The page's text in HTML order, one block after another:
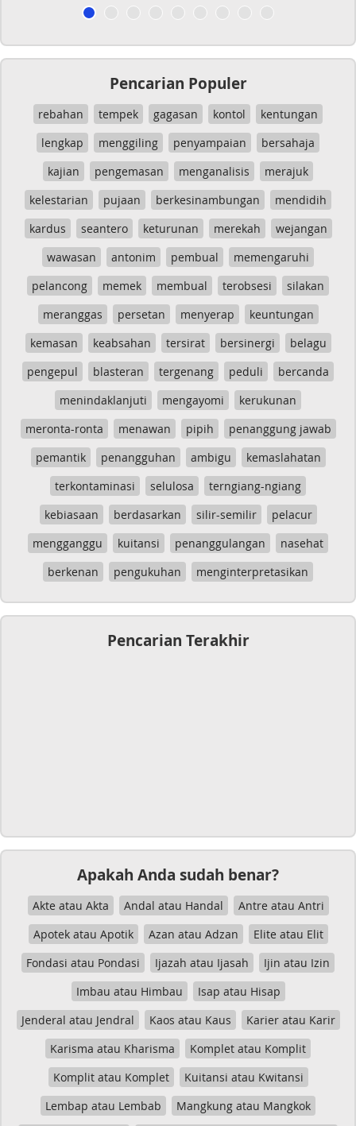
Pencarian Populer
rebahan tempek gagasan kontol
kentungan
lengkap
menggiling penyampaian
bersahaja
kajian
pengemasan menganalisis
merajuk
kelestarian
pujaan berkesinambungan
mendidih
kardus
seantero keturunan merekah
wejangan
wawasan
antonim pembual
memengaruhi
pelancong
memek membual terobsesi
silakan
meranggas
persetan menyerap
keuntungan
kemasan
keabsahan tersirat bersinergi
belagu
pengepul
blasteran tergenang peduli
bercanda
menindaklanjuti
mengayomi
kerukunan
meronta-ronta
menawan pipih
penanggung jawab
pemantik
penangguhan ambigu
kemaslahatan
terkontaminasi
selulosa
terngiang-ngiang
kebiasaan
berdasarkan silir-semilir
pelacur
mengganggu
kuitansi penanggulangan
nasehat
berkenan
pengukuhan menginterpretasikan
Pencarian Terakhir
Apakah Anda sudah benar?
Akte atau Akta Andal atau Handal
Antre atau Antri
Apotek atau Apotik
Azan atau Adzan
Elite atau Elit
Fondasi atau Pondasi
Ijazah atau Ijasah
Ijin atau Izin
Imbau atau Himbau
Isap atau Hisap
Jenderal atau Jendral
Kaos atau Kaus
Karier atau Karir
Karisma atau Kharisma
Komplet atau Komplit
Komplit atau Komplet
Kuitansi atau Kwitansi
Lembap atau Lembab
Mangkung atau Mangkok